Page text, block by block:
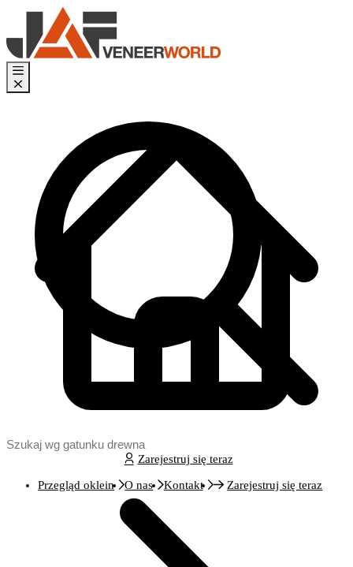
Zarejestruj się teraz
Przegląd oklein O nas Kontakt Zarejestruj się teraz